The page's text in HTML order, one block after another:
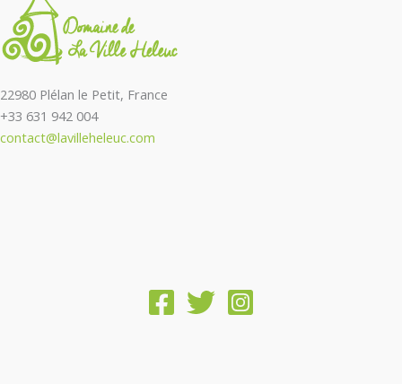
22980 Plélan le Petit, France
+33 631 942 004
contact@lavilleheleuc.com